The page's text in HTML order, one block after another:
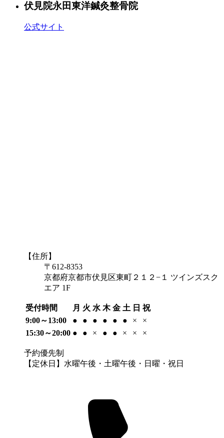
伏見院永田東洋鍼灸整骨院
公式サイト
【住所】
〒612-8353
京都府京都市伏見区東町２１２−１ ツインズスク
エア 1F
受付時間 月 火 水 木 金 土 日 祝
9:00～13:00
● ● ● ● ● ● ×
×
15:30～20:00 ● ● × ● ● × × ×
予約優先制
【定休日】水曜午後・土曜午後・日曜・祝日